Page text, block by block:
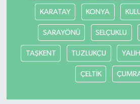
KARATAY KONYA
SARAYÖNÜ SELÇUKLU
TAŞKENT TUZLUKÇU
ÇELTİK